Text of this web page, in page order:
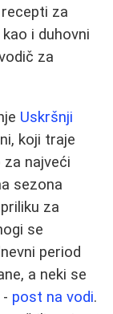
za
i duhovni
za
Uskršnji
koji traje
najveći
sezona
za
se
period
a neki se
post na vodi.